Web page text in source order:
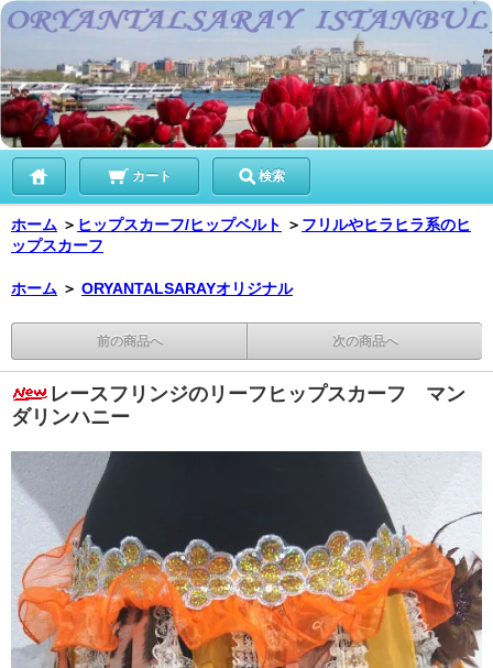
カート 検索
ホーム ＞ ヒップスカーフ/ヒップベルト ＞ フリルやヒラヒラ系のヒ
ップスカーフ
ホーム ＞ ORYANTALSARAYオリジナル
前の商品へ 次の商品へ
レースフリンジのリーフヒップスカーフ マン
ダリンハニー